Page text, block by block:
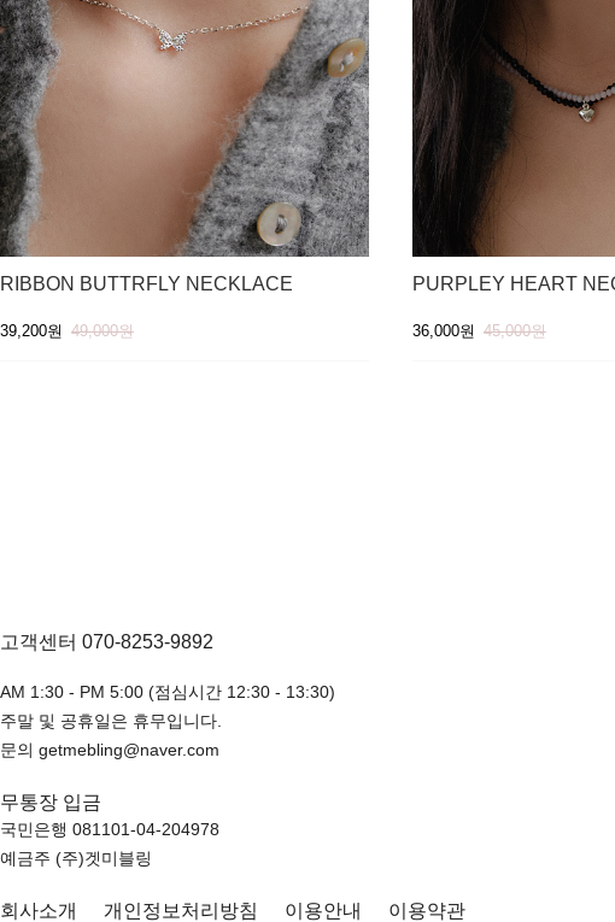
RIBBON BUTTRFLY NECKLACE
39,200원 49,000원
PURPLEY HEART
36,000원 45,000원
고객센터 070-8253-9892
AM 1:30 - PM 5:00 (점심시간 12:30 - 13:30)
주말 및 공휴일은 휴무입니다.
문의 getmebling@naver.com
무통장 입금
국민은행 081101-04-204978
예금주 (주)겟미블링
회사소개 개인정보처리방침 이용안내 이용약관